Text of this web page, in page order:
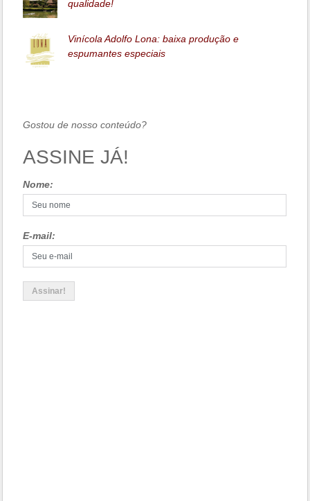
qualidade!
Vinícola Adolfo Lona: baixa produção e
espumantes especiais
Gostou de nosso conteúdo?
ASSINE JÁ!
Nome:
E-mail: